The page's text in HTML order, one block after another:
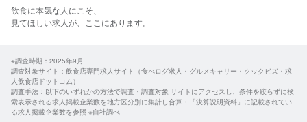
飲食に​本気な​人に​こそ、​
見て​ほしい​求人が、​ここに​あります。​
※調査時期：2025年9月
調査対象サイト：飲食店専門求人サイト（食べログ求人・グルメキャリー・クックビズ・求
人飲食店ドットコム）
調査手法：以下のいずれかの方法で調査・調査対象 サイトにアクセスし、条件を絞らずに検
索表示される求人掲載企業数を地方区分別に集計し合算・「決算説明資料」に記載されてい
る求人掲載企業数を参照 ※自社調べ